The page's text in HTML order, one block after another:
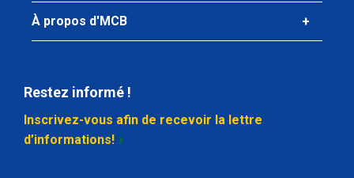
À propos d'MCB
Restez informé !
Inscrivez-vous afin de recevoir la lettre
d’informations!